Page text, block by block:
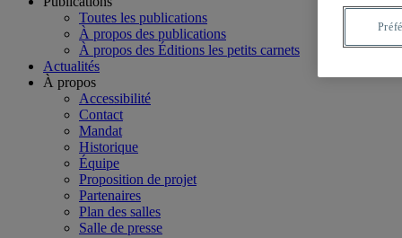
Toutes les publications
À propos des publications
À propos des Éditions les petits carnets
Actualités
À propos
Accessibilité
Contact
Mandat
Historique
Équipe
Proposition de projet
Partenaires
Plan des salles
Salle de presse